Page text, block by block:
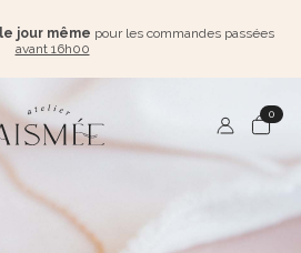
le jour même pour les commandes passées
avant 16h00
0